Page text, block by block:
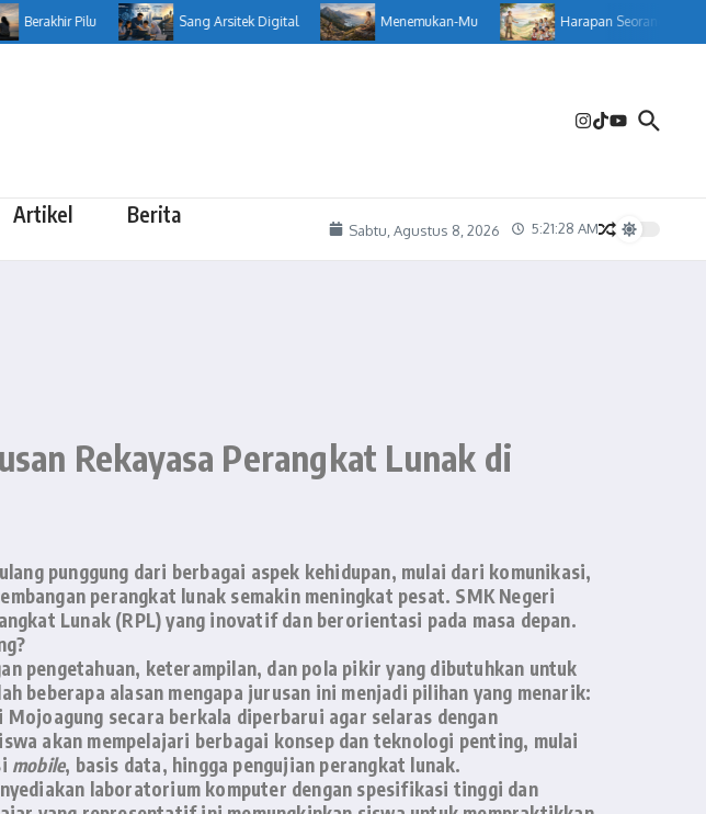
Berakhir Pilu Sang Arsitek Digital Menemukan-Mu Harapan Seorang Guru
Artikel
Berita
Sabtu, Agustus 8, 2026 5:21:29 AM
Rekayasa Perangkat Lunak di
punggung dari berbagai aspek kehidupan, mulai dari komunikasi,
perangkat lunak semakin meningkat pesat. SMK Negeri
Lunak (RPL)yang inovatif dan berorientasi pada masa depan.
pengetahuan, keterampilan, dan pola pikir yang dibutuhkan untuk
beberapa alasan mengapa jurusan ini menjadi pilihan yang menarik:
Mojoagung secara berkala diperbarui agar selaras dengan
akan mempelajari berbagai konsep dan teknologi penting, mulai
mobile, basis data, hingga pengujian perangkat lunak.
laboratorium komputer dengan spesifikasi tinggi dan